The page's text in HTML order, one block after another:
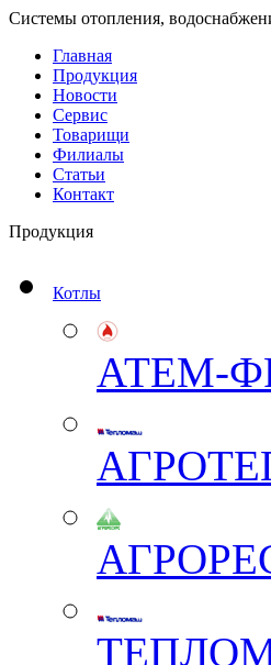
Системы отопления,
Главная
Продукция
Новости
Сервис
Товарищи
Филиалы
Статьи
Контакт
Продукция
Котлы
АТЕМ-